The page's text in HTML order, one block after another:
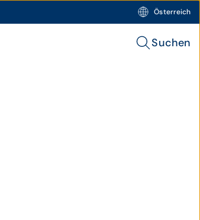
Österreich
Suchen